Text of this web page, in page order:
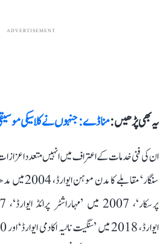
ADVERTISEMENT
یہ بھی پڑھیں :منا ڈے: جنہوں نے کلاسیکی موسیقی
سنگار‘